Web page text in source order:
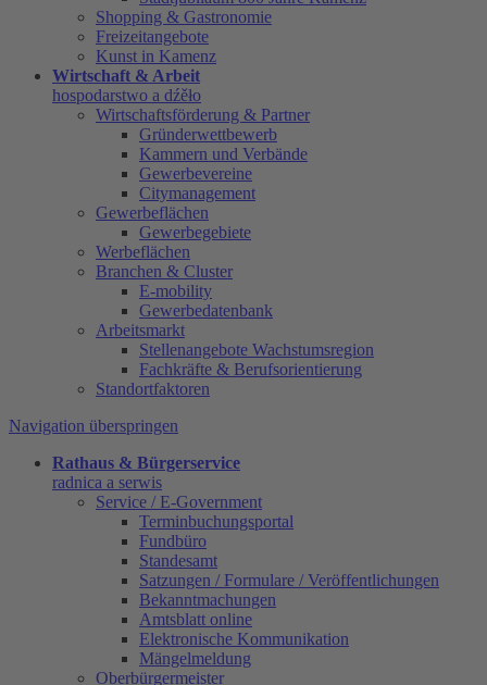
Shopping & Gastronomie
Freizeitangebote
Kunst in Kamenz
Wirtschaft & Arbeit
hospodarstwo a dźěło
Wirtschaftsförderung & Partner
Gründerwettbewerb
Kammern und Verbände
Gewerbevereine
Citymanagement
Gewerbeflächen
Gewerbegebiete
Werbeflächen
Branchen & Cluster
E-mobility
Gewerbedatenbank
Arbeitsmarkt
Stellenangebote Wachstumsregion
Fachkräfte & Berufsorientierung
Standortfaktoren
Navigation überspringen
Rathaus & Bürgerservice
radnica a serwis
Service / E-Government
Terminbuchungsportal
Fundbüro
Standesamt
Satzungen / Formulare / Veröffentlichungen
Bekanntmachungen
Amtsblatt online
Elektronische Kommunikation
Mängelmeldung
Oberbürgermeister